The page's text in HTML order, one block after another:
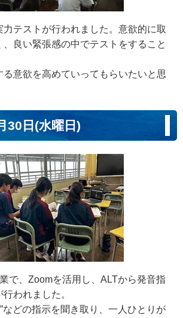
テストが行われました。意欲的に取
、良い緊張感の中でテストをすること
る意欲を高めていってもらいたいと思
30日(水曜日)
で、Zoomを活用し、ALTから発音指
われました。
などの指示を聞き取り、一人ひとりが